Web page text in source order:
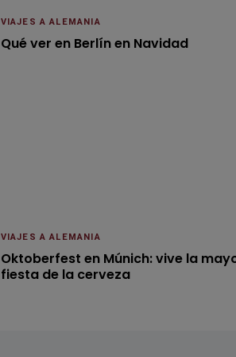
VIAJES A ALEMANIA
Qué ver en Berlín en Navidad
VIAJES A ALEMANIA
Oktoberfest en Múnich: vive la
fiesta de la cerveza